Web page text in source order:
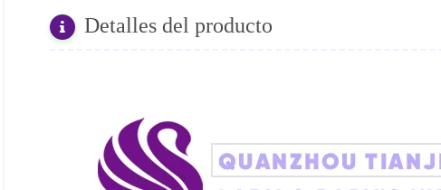
Detalles del producto